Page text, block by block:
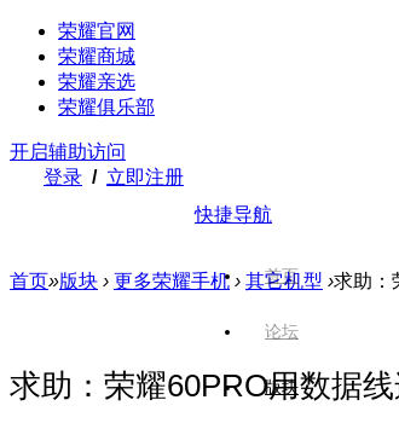
荣耀官网
荣耀商城
荣耀亲选
荣耀俱乐部
开启辅助访问
登录 / 立即注册
快捷导航
首页
论坛
版块
首页»版块 › 更多荣耀手机 › 其它机型 ›求助：
求助：荣耀60PRO用数据线